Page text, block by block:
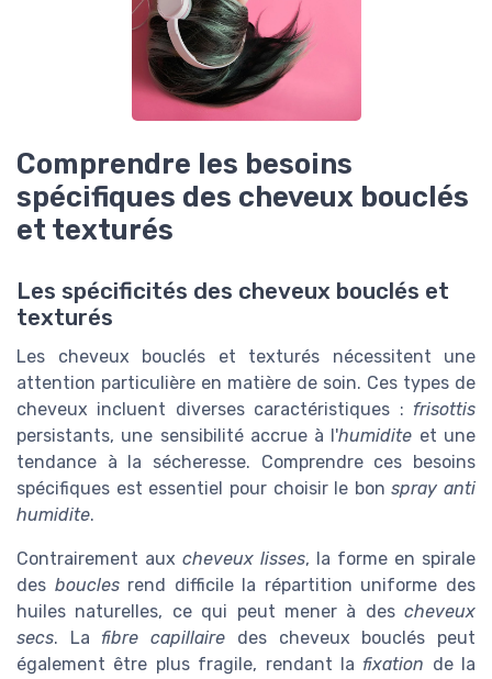
Comprendre les besoins
spécifiques des cheveux bouclés
et texturés
Les spécificités des cheveux bouclés et
texturés
Les cheveux bouclés et texturés nécessitent une
attention particulière en matière de soin. Ces types de
cheveux incluent diverses caractéristiques : frisottis
persistants, une sensibilité accrue à l'humidite et une
tendance à la sécheresse. Comprendre ces besoins
spécifiques est essentiel pour choisir le bonspray anti
humidite.
Contrairement aux cheveux lisses, la forme en spirale
des bouclesrend difficile la répartition uniforme des
huiles naturelles, ce qui peut mener à des cheveux
secs. La fibre capillaire des cheveux bouclés peut
également être plus fragile, rendant la fixation de la